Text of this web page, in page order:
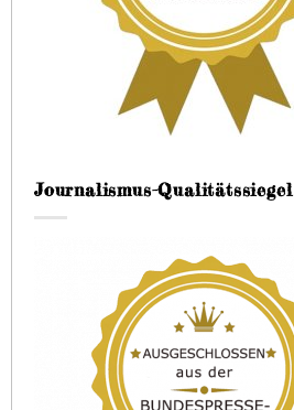
Journalismus-Qualitätssiegel